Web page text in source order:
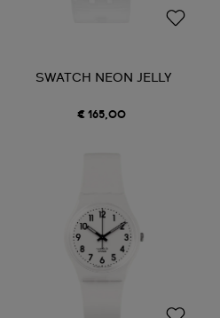
SWATCH NEON JELLY
€ 165,00